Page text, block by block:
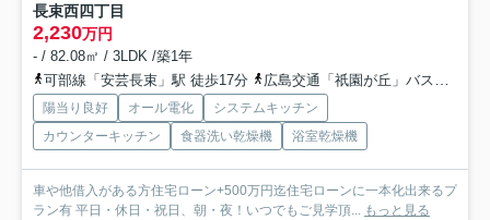
長束西四丁目
2,230万円
- / 82.08㎡ / 3LDK /築1年
可部線「安芸長束」駅 徒歩17分
広島交通「祇園が丘」バス停下車 徒歩5分
陽当り良好 オール電化
システムキッチン
カウンターキッチン
食器洗い乾燥機 浴室乾燥機
車や他借入がある方住宅ローン+500万円迄住宅ローンに一本化出来るプ
ラン有 平日・休日・祝日、朝・夜！いつでもご見学頂... もっと見る